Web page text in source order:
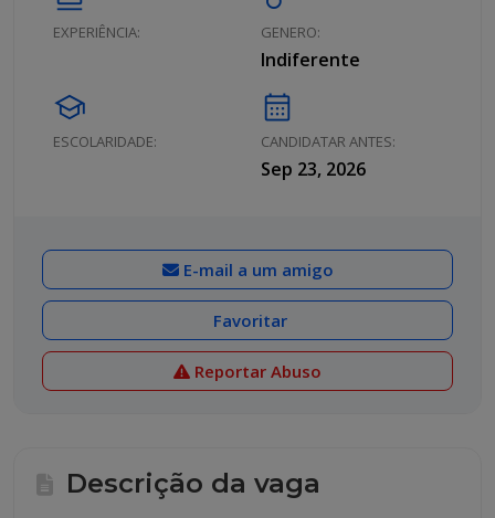
EXPERIÊNCIA: GENERO:
Indiferente
school
ESCOLARIDADE:
calendar_month
CANDIDATAR ANTES:
Sep 23, 2026
E-mail a um amigo
Favoritar
Reportar Abuso
Descrição da vaga